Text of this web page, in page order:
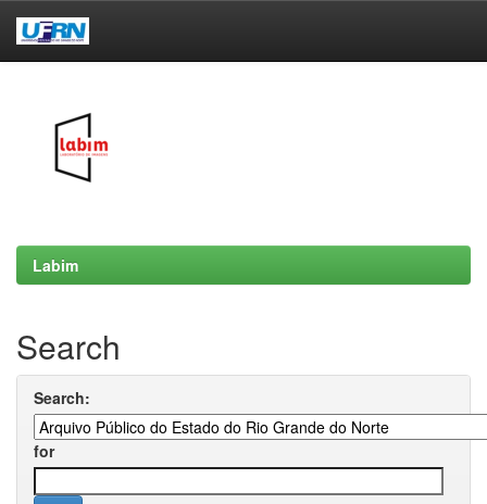
Labim
Search
Search:
for